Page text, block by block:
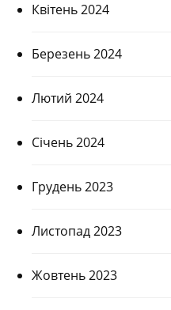
Квітень 2024
Березень 2024
Лютий 2024
Січень 2024
Грудень 2023
Листопад 2023
Жовтень 2023